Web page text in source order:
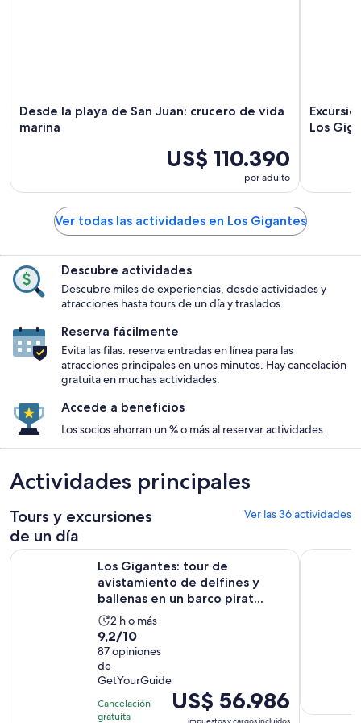
Desde la playa de San Juan: crucero de vida
marina
US$ 110.390
por adulto
Los
Ver todas las actividades en Los Gigantes
Descubre actividades
Descubre miles de experiencias, desde actividades y
atracciones hasta tours de un día y traslados.
Reserva fácilmente
Evita las filas: reserva entradas en línea para las
atracciones principales en unos minutos. Hay cancelación
gratuita en muchas actividades.
Accede a beneficios
Los socios ahorran un % o más al reservar actividades.
Actividades principales
Tours y excursiones
de un día
Ver las 36 actividades
Los Gigantes: tour de
avistamiento de delfines y
ballenas en un barco pirat...
La
actividad
dura
2
horas
2 h o más
9.2
de
10
con
87
9,2/10
87 opiniones
de
GetYourGuide
Cancelación
gratuita
El
precio
US$ 56.986
impuestos y cargos incluidos
Los Gigantes: tour de avistamiento de delfines y ballenas
Tour de